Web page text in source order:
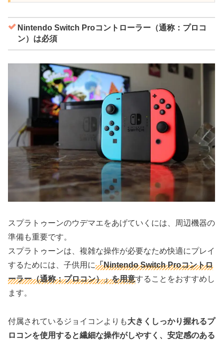
Nintendo Switch Proコントローラー（通称：プロコ
ン）は必須
スプラトゥーンのウデマエをあげていくには、周辺機器の
準備も重要です。
スプラトゥーンは、複雑な操作が必要なため快適にプレイ
するためには、子供用に「Nintendo Switch Proコントロ
ーラー（通称：プロコン）」を用意することをおすすめし
ます。
付属されているジョイコンよりも大きくしっかり握れるプ
ロコンを使用すると繊細な操作がしやすく、安定感のある